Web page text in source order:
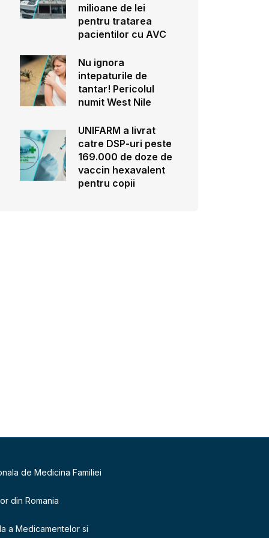
milioane de lei
pentru tratarea
pacientilor cu AVC
Nu ignora
intepaturile de
tantar! Pericolul
numit West Nile
UNIFARM a livrat
catre DSP-uri peste
169.000 de doze de
vaccin hexavalent
pentru copii
de Medicina Familiei
din Romania
a Medicamentelor si